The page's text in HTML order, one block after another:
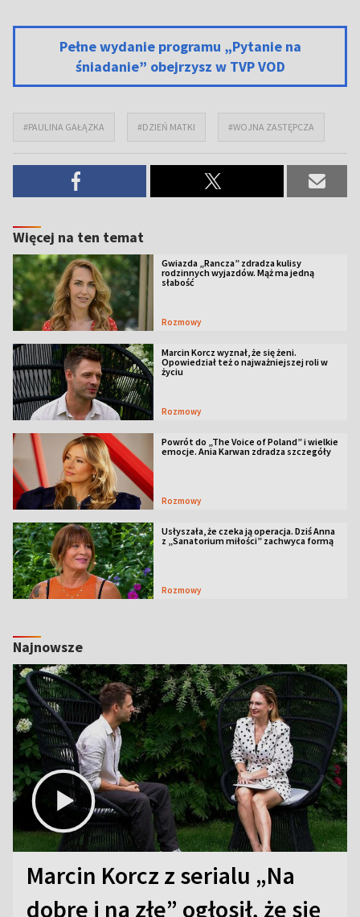
Pełne wydanie programu „Pytanie na
śniadanie” obejrzysz w TVP VOD
#PAULINA GAŁĄZKA #DZIEŃ MATKI #WOJNA ZASTĘPCZA
Więcej na ten temat
Gwiazda „Rancza” zdradza kulisy
rodzinnych wyjazdów. Mąż ma jedną
słabość
Rozmowy
Marcin Korcz wyznał, że się żeni.
Opowiedział też o najważniejszej roli w
życiu
Rozmowy
Powrót do „The Voice of Poland” i wielkie
emocje. Ania Karwan zdradza szczegóły
Rozmowy
Usłyszała, że czeka ją operacja. Dziś Anna
z „Sanatorium miłości” zachwyca formą
Rozmowy
Najnowsze
Marcin Korcz z serialu „Na
dobre i na złe” ogłosił, że się